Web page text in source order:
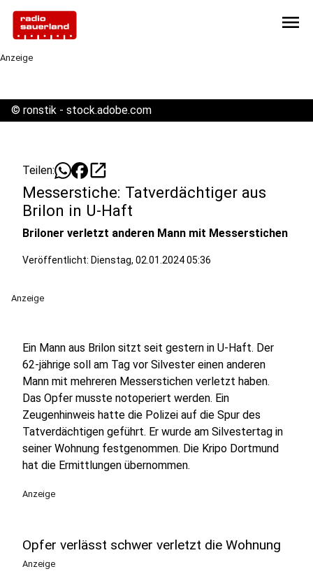
menu
Anzeige
© ronstik - stock.adobe.com
Teilen: open_in_new
Messerstiche: Tatverdächtiger aus
Brilon in U-Haft
Briloner verletzt anderen Mann mit Messerstichen
Veröffentlicht: Dienstag, 02.01.2024 05:36
Anzeige
Ein Mann aus Brilon sitzt seit gestern in U-Haft. Der
62-jährige soll am Tag vor Silvester einen anderen
Mann mit mehreren Messerstichen verletzt haben.
Das Opfer musste notoperiert werden. Ein
Zeugenhinweis hatte die Polizei auf die Spur des
Tatverdächtigen geführt. Er wurde am Silvestertag in
seiner Wohnung festgenommen. Die Kripo Dortmund
hat die Ermittlungen übernommen.
Anzeige
Opfer verlässt schwer verletzt die Wohnung
Anzeige